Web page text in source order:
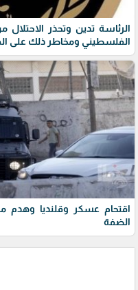
الرئاسة تدين وتحذر
الفلسطيني ومخاطر ذلك على
اقتحام عسكر وقلنديا وهدم
الضفة